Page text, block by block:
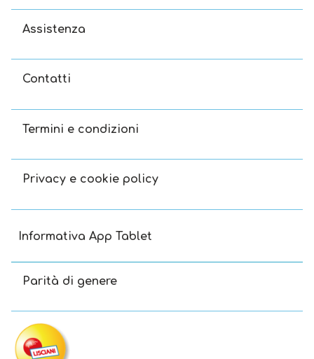
Assistenza
Contatti
Termini e condizioni
Privacy e cookie policy
Informativa App Tablet
Parità di genere